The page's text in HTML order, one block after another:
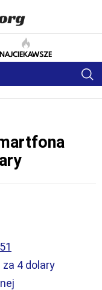
NAJCIEKAWSZE
4 dolary